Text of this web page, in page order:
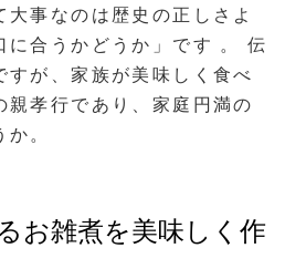
事なのは歴史の正しさよ
に合うかどうか」です 。 伝
すが、家族が美味しく食べ
親孝行であり、家庭円満の
。
お雑煮を美味しく作